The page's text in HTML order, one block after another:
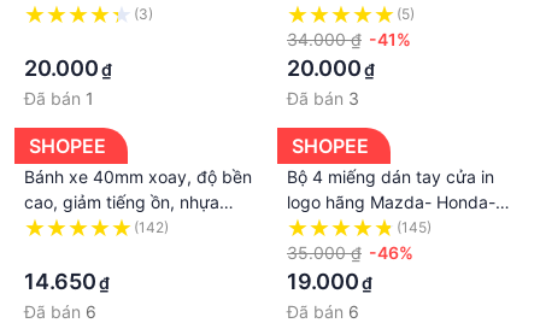
(3)
20.000₫
Đã bán 1
Cho Xe Hơi / Xe MáY / TàU
ThủY
(5)
34.000 ₫ -41%
20.000₫
Đã bán 3
SHOPEE
Bánh xe 40mm xoay, độ bền
cao, giảm tiếng ồn, nhựa
cứng cao cấp, đảm bảo chất
hàng uy tín
(142)
14.650₫
Đã bán 6
SHOPEE
Bộ 4 miếng dán tay cửa in
logo hãng Mazda- Honda-
Kia- Hyundai- Toyota- Ford-
Mitshubishi cao cấp
(145)
35.000 ₫ -46%
19.000₫
Đã bán 6